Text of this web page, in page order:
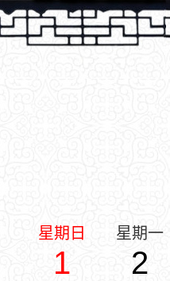
星期日 星期一
1 2